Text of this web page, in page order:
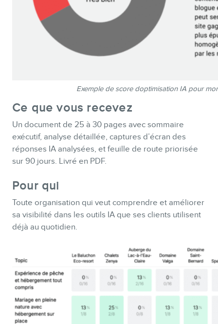
EN
Exemple de score doptimisation IA pour
Ce que vous recevez
Un document de 25 à 30 pages avec sommaire
exécutif, analyse détaillée, captures d’écran des
réponses IA analysées, et feuille de route priorisée
sur 90 jours. Livré en PDF.
Pour qui
Toute organisation qui veut comprendre et améliorer
sa visibilité dans les outils IA que ses clients utilisent
déjà au quotidien.